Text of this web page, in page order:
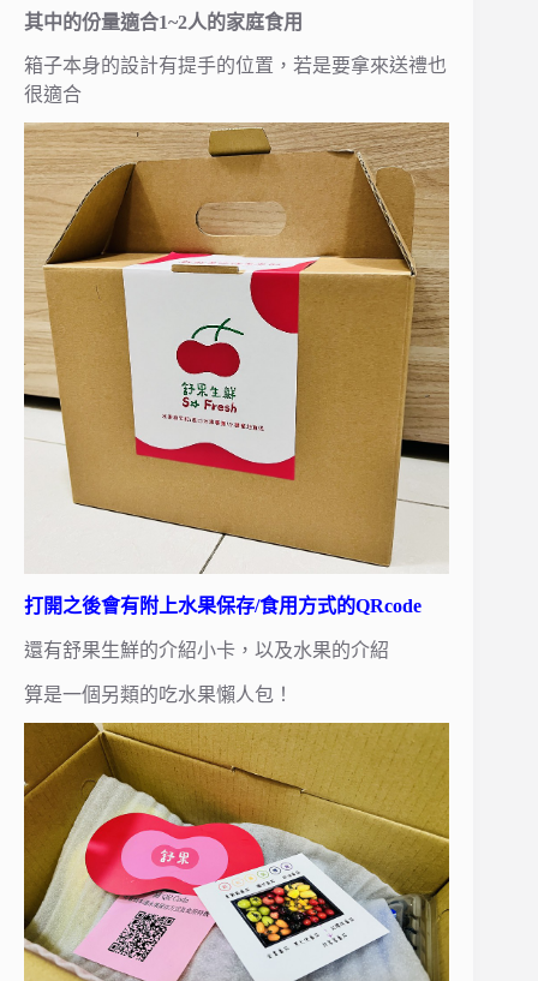
其中的份量適合1~2人的家庭食用
箱子本身的設計有提手的位置，若是要拿來送禮也
很適合
打開之後會有附上水果保存/食用方式的QRcode
還有舒果生鮮的介紹小卡，以及水果的介紹
算是一個另類的吃水果懶人包！